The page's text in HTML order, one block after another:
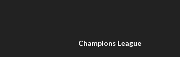
Champions League